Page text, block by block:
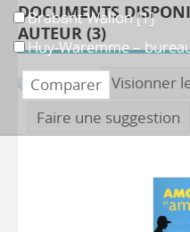
DOCUMENTS
AUTEUR (3)
Visionner
Faire une suggestion
Brabant Wallon
Brabant Wallon[1]
Huy-Waremme – bureau
Huy-Waremme –